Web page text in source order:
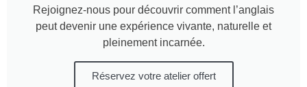
Rejoignez-nous pour découvrir comment l’anglais
peut devenir une expérience vivante, naturelle et
pleinement incarnée.
Réservez votre atelier offert